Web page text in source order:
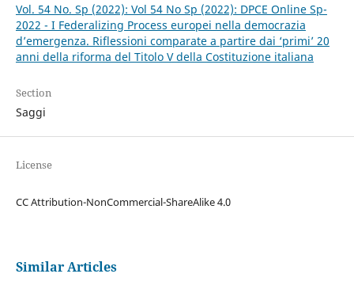
Vol. 54 No. Sp (2022): Vol 54 No Sp (2022): DPCE Online Sp-
2022 - I Federalizing Process europei nella democrazia
d’emergenza. Riflessioni comparate a partire dai ‘primi’ 20
anni della riforma del Titolo V della Costituzione italiana
Section
Saggi
License
CC Attribution-NonCommercial-ShareAlike 4.0
Similar Articles